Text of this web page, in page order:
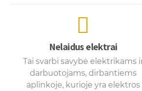
Nelaidus elektrai
Tai svarbi savybė elektrikams
darbuotojams, dirbantiems
aplinkoje, kurioje yra elektros